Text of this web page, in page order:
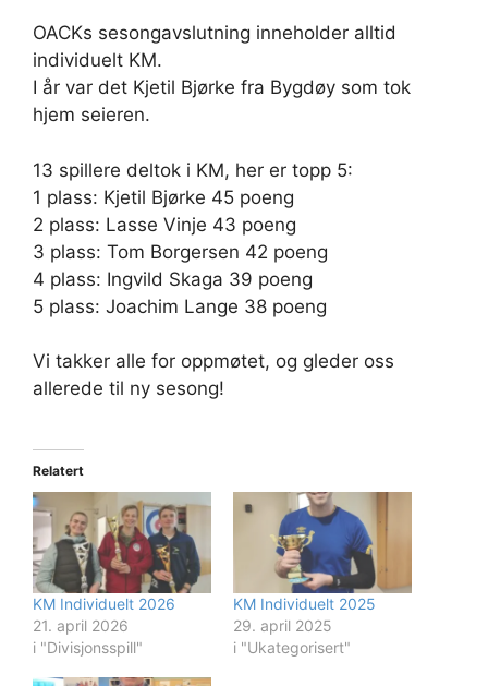
OACKs sesongavslutning inneholder alltid
individuelt KM.
I år var det Kjetil Bjørke fra Bygdøy som tok
hjem seieren.
13 spillere deltok i KM, her er topp 5:
1 plass: Kjetil Bjørke 45 poeng
2 plass: Lasse Vinje 43 poeng
3 plass: Tom Borgersen 42 poeng
4 plass: Ingvild Skaga 39 poeng
5 plass: Joachim Lange 38 poeng
Vi takker alle for oppmøtet, og gleder oss
allerede til ny sesong!
Relatert
KM Individuelt 2026
21. april 2026
i "Divisjonsspill"
KM Individuelt 2025
29. april 2025
i "Ukategorisert"